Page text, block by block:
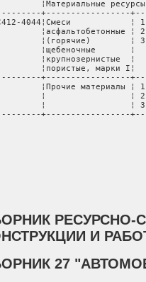
¦Материальные
+-----------------
4044¦Смеси
¦асфальтобетонные
¦(горячие)        ¦ 3
¦щебеночные
¦пористые,
+-----------------
¦Прочие
¦                 ¦ 2
¦                 ¦ 3
+-----------------
И
27